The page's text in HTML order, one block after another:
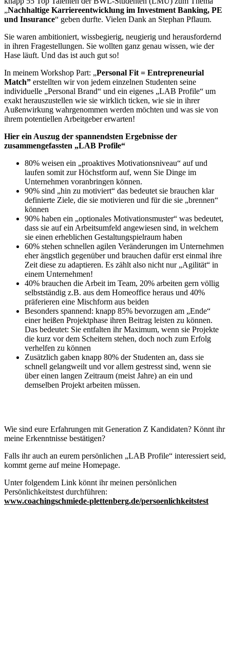
„Nachhaltige Karriereentwicklung im Investment Banking, PE
und Insurance“ geben durfte. Vielen Dank an Stephan Pflaum.
Sie waren ambitioniert, wissbegierig, neugierig und herausfordernd
in ihren Fragestellungen. Sie wollten ganz genau wissen, wie der
Hase läuft. Und das ist auch gut so!
In meinem Workshop Part: „Personal Fit = Entrepreneurial
Match” erstellten wir von jedem einzelnen Studenten seine
individuelle „Personal Brand“ und ein eigenes „LAB Profile“ um
exakt herauszustellen wie sie wirklich ticken, wie sie in ihrer
Außenwirkung wahrgenommen werden möchten und was sie von
ihrem potentiellen Arbeitgeber erwarten!
Hier ein Auszug der spannendsten Ergebnisse der
zusammengefassten „LAB Profile“
80% weisen ein „proaktives Motivationsniveau“ auf und
laufen somit zur Höchstform auf, wenn Sie Dinge im
Unternehmen voranbringen können.
90% sind „hin zu motiviert“ das bedeutet sie brauchen klar
definierte Ziele, die sie motivieren und für die sie „brennen“
können
90% haben ein „optionales Motivationsmuster“ was bedeutet,
dass sie auf ein Arbeitsumfeld angewiesen sind, in welchem
sie einen erheblichen Gestaltungspielraum haben
60% stehen schnellen agilen Veränderungen im Unternehmen
eher ängstlich gegenüber und brauchen dafür erst einmal ihre
Zeit diese zu adaptieren. Es zählt also nicht nur „Agilität“ in
einem Unternehmen!
40% brauchen die Arbeit im Team, 20% arbeiten gern völlig
selbstständig z.B. aus dem Homeoffice heraus und 40%
präferieren eine Mischform aus beiden
Besonders spannend: knapp 85% bevorzugen am „Ende“
einer heißen Projektphase ihren Beitrag leisten zu können.
Das bedeutet: Sie entfalten ihr Maximum, wenn sie Projekte
die kurz vor dem Scheitern stehen, doch noch zum Erfolg
verhelfen zu können
Zusätzlich gaben knapp 80% der Studenten an, dass sie
schnell gelangweilt und vor allem gestresst sind, wenn sie
über einen langen Zeitraum (meist Jahre) an ein und
demselben Projekt arbeiten müssen.
Wie sind eure Erfahrungen mit Generation Z Kandidaten? Könnt ihr
meine Erkenntnisse bestätigen?
Falls ihr auch an eurem persönlichen „LAB Profile“ interessiert seid,
kommt gerne auf meine Homepage.
Unter folgendem Link könnt ihr meinen persönlichen
Persönlichkeitstest durchführen:
www.coachingschmiede-plettenberg.de/persoenlichkeitstest